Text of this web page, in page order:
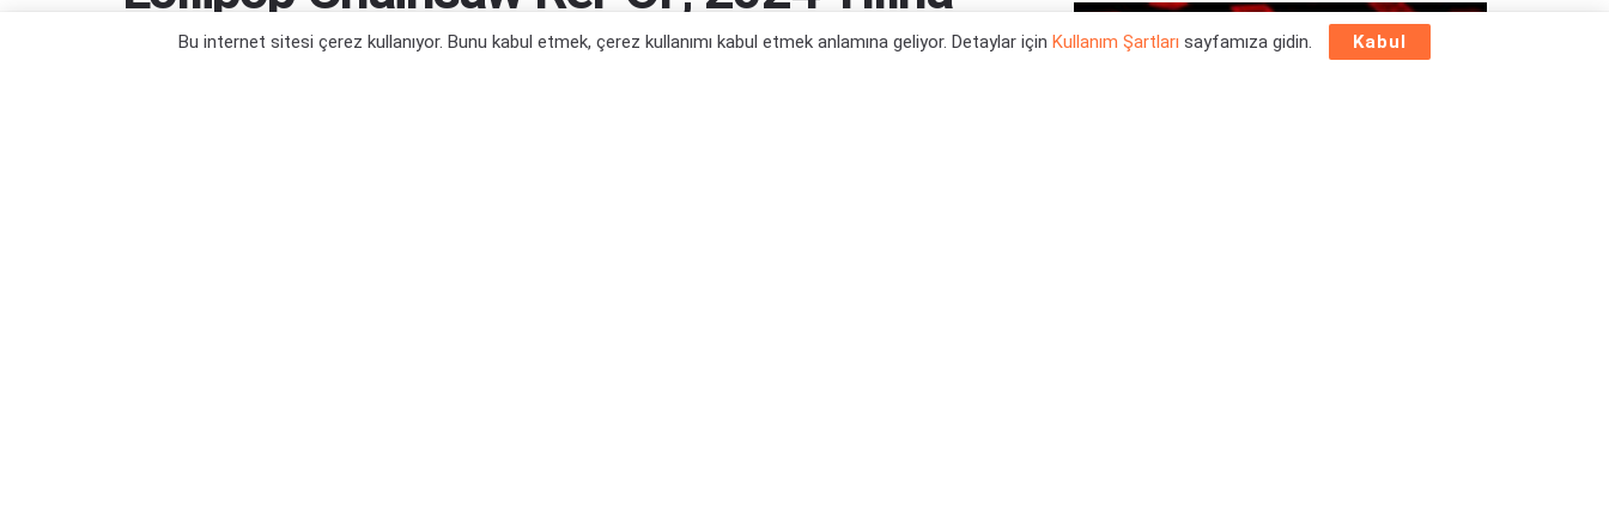
Kaldı
Bu internet sitesi çerez kullanıyor. Bunu kabul etmek, çerez kullanımı kabul etmek anlamına geliyor. Detaylar için Kullanım Şartları sayfamıza gidin. Kabul